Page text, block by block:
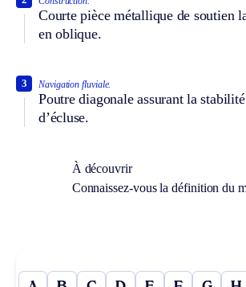
Courte pièce métallique de soutien
en oblique.
Navigation fluviale.
Poutre diagonale assurant la
d’écluse.
3
À découvrir
Connaissez-vous la définition du